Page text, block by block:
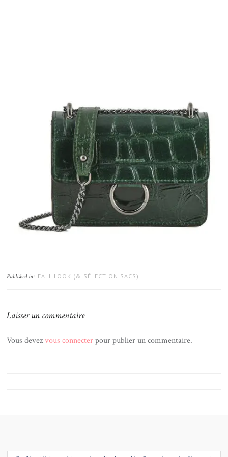
Published in: FALL LOOK (& SÉLECTION SACS)
Laisser un commentaire
Vous devezvous connecterpour publier un commentaire.